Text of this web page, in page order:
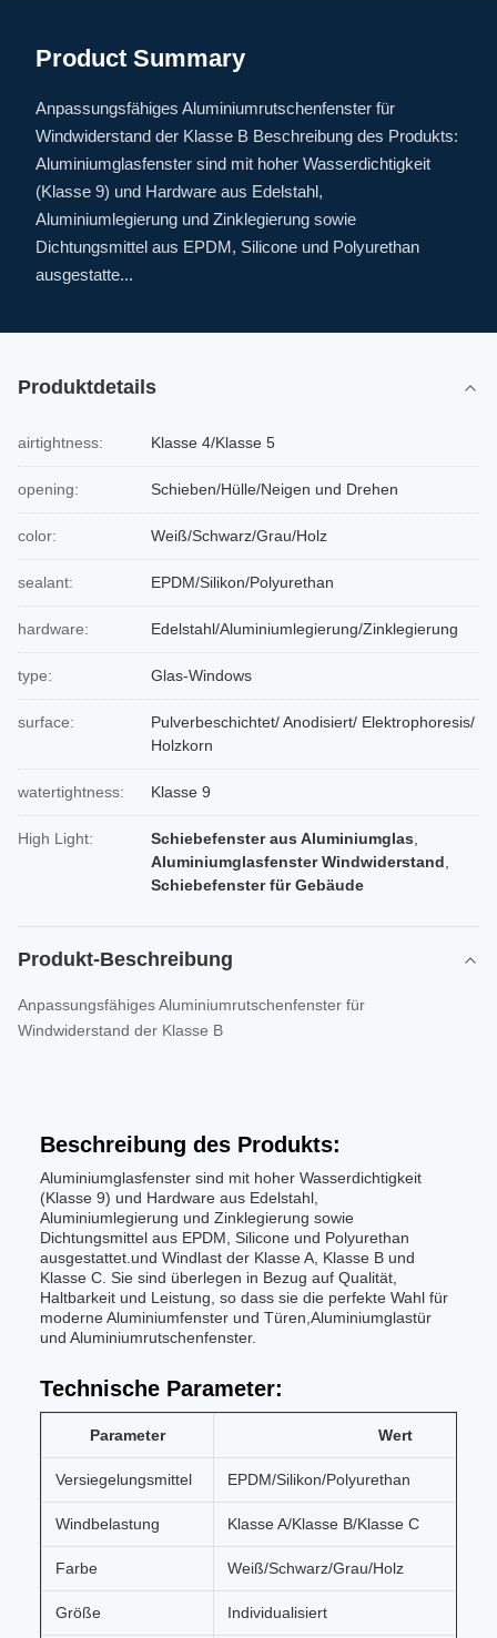
Product Summary
Anpassungsfähiges Aluminiumrutschenfenster für
Windwiderstand der Klasse B Beschreibung des Produkts:
Aluminiumglasfenster sind mit hoher Wasserdichtigkeit
(Klasse 9) und Hardware aus Edelstahl,
Aluminiumlegierung und Zinklegierung sowie
Dichtungsmittel aus EPDM, Silicone und Polyurethan
ausgestatte...
Produktdetails
airtightness: Klasse 4/Klasse 5
opening: Schieben/Hülle/Neigen und Drehen
color: Weiß/Schwarz/Grau/Holz
sealant: EPDM/Silikon/Polyurethan
hardware: Edelstahl/Aluminiumlegierung/Zinklegierung
type: Glas-Windows
surface:
Pulverbeschichtet/ Anodisiert/ Elektrophoresis/
Holzkorn
watertightness: Klasse 9
High Light: Schiebefenster aus Aluminiumglas
Aluminiumglasfenster Windwiderstand
Schiebefenster für Gebäude
Produkt-Beschreibung
Anpassungsfähiges Aluminiumrutschenfenster für
Windwiderstand der Klasse B
Beschreibung des Produkts:
Aluminiumglasfenster sind mit hoher Wasserdichtigkeit
(Klasse 9) und Hardware aus Edelstahl,
Aluminiumlegierung und Zinklegierung sowie
Dichtungsmittel aus EPDM, Silicone und Polyurethan
ausgestattet.und Windlast der Klasse A, Klasse B und
Klasse C. Sie sind überlegen in Bezug auf Qualität,
Haltbarkeit und Leistung, so dass sie die perfekte Wahl für
moderne Aluminiumfenster und Türen,Aluminiumglastür
und Aluminiumrutschenfenster.
Technische Parameter:
Parameter Wert
Versiegelungsmittel EPDM/Silikon/Polyurethan
Windbelastung Klasse A/Klasse B/Klasse C
Farbe Weiß/Schwarz/Grau/Holz
Größe Individualisiert